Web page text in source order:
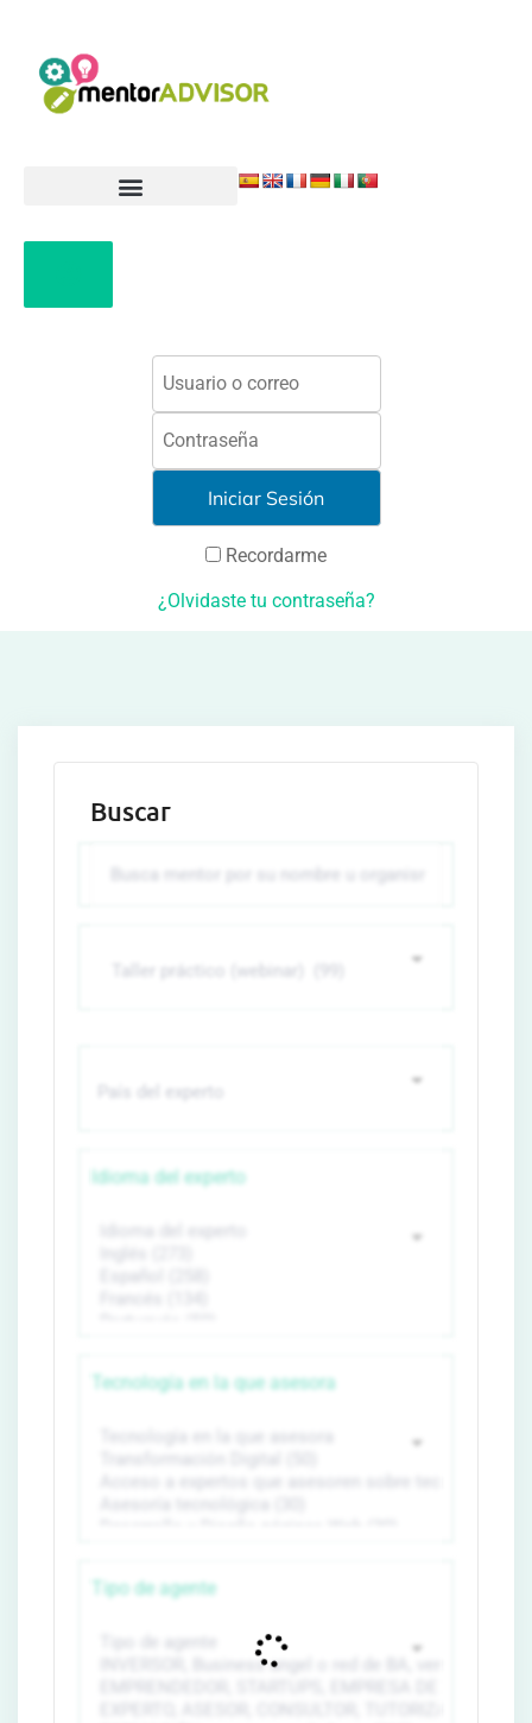
Recordarme
¿Olvidaste tu contraseña?
Buscar
Idioma del experto
Tecnología en la que asesora
Tipo de agente